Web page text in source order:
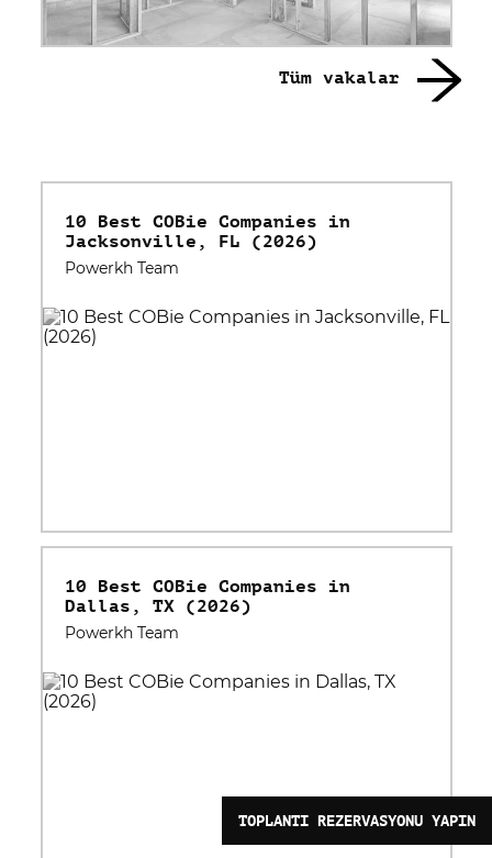
Tüm vakalar
10 Best COBie Companies in
Jacksonville, FL (2026)
Powerkh Team
10 Best COBie Companies in
Dallas, TX (2026)
Powerkh Team
TOPLANTI REZERVASYONU YAPIN